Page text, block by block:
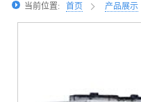
当前位置: 首页 产品展示